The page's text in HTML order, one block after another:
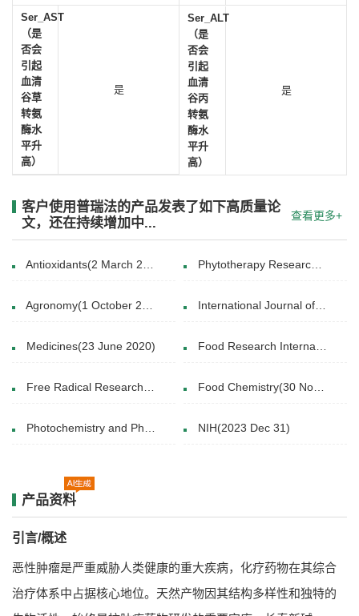
Ser_AST
（是
否会
引起
血清
谷草
转氨
酶水
平升
高）
是
Ser_ALT
（是
否会
引起
血清
谷丙
转氨
酶水
平升
高）
是
客户使用普瑞法的产品发表了如下高质量论
文，还在持续增加中...
查看更多+
Antioxidants(2 March 2020) Phytotherapy Research(28 October 2020)
Agronomy(1 October 2020) International Journal of Food Science(29 December 2014)
Medicines(23 June 2020) Food Research International( December 2019)
Free Radical Research(30 Jan 2012) Food Chemistry(30 November 2018)
Photochemistry and Photobiology(9 SEP 2014) NIH(2023 Dec 31)
产品资料
引言/概述
恶性肿瘤是严重威胁人类健康的重大疾病，化疗药物在其综合
治疗体系中占据核心地位。天然产物因其结构多样性和独特的